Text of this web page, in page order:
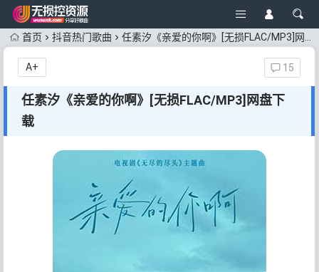
首页 抖音热门歌曲 任素汐《亲爱的你啊》[无损FLAC/MP3]网盘下载
任素汐《亲爱的你啊》[无损FLAC/MP3]网盘下
载
15
A+